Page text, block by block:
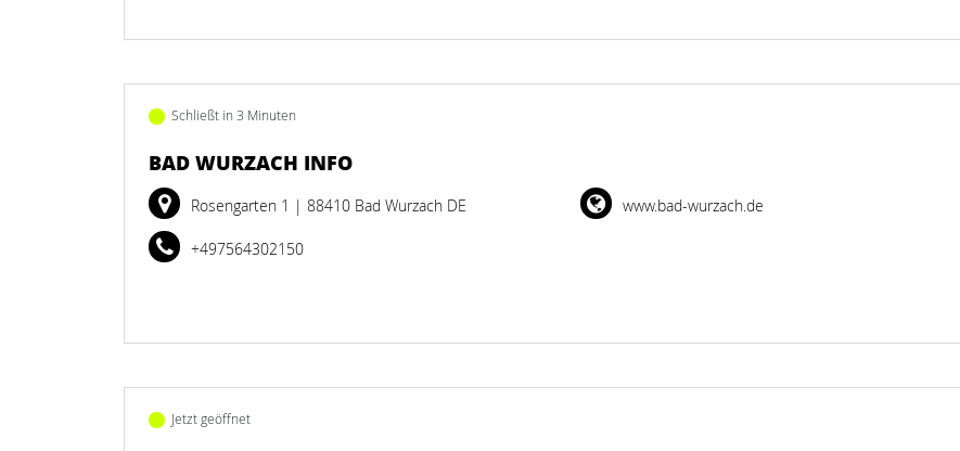
Schließt in 3 Minuten
BAD WURZACH INFO
Rosengarten 1 | 88410 Bad Wurzach DE
+497564302150
www.bad-wurzach.de
Jetzt geöffnet